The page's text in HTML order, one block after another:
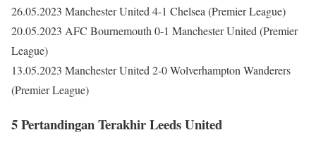
26.05.2023 Manchester United 4-1 Chelsea (Premier League)
20.05.2023 AFC Bournemouth 0-1 Manchester United (Premier
League)
13.05.2023 Manchester United 2-0 Wolverhampton Wanderers
(Premier League)
5 Pertandingan Terakhir Leeds United